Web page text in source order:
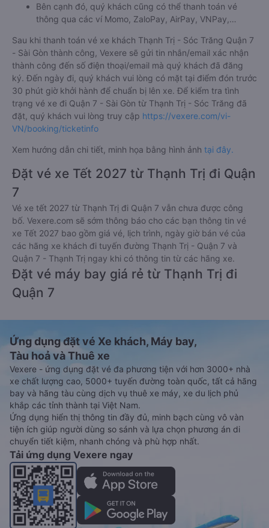
Bên cạnh đó, quý khách cũng có thể thanh toán vé
thông qua các ví Momo, ZaloPay, AirPay, VNPay,…
Sau khi thanh toán vé xe khách Thạnh Trị - Sóc Trăng Quận 7
- Sài Gòn thành công, Vexere sẽ gửi tin nhắn/email xác nhận
thành công đến số điện thoại/email mà quý khách đã đăng
ký. Đến ngày đi, quý khách vui lòng có mặt tại điểm đón trước
30 phút giờ khởi hành để chuẩn bị lên xe. Để kiểm tra tình
trạng vé xe đi Quận 7 - Sài Gòn từ Thạnh Trị - Sóc Trăng đã
đặt, quý khách vui lòng truy cập https://vexere.com/vi-
VN/booking/ticketinfo
Xem hướng dẫn chi tiết, minh họa bằng hình ảnh tại đây.
Đặt vé xe Tết 2027 từ Thạnh Trị đi Quận
7
Vé xe tết 2027 từ Thạnh Trị đi Quận 7 vẫn chưa được công
bố. Vexere.com sẽ sớm thông báo cho các bạn thông tin vé
xe Tết 2027 bao gồm giá vé, lịch trình, ngày giờ bán vé của
các hãng xe khách đi tuyến đường Thạnh Trị - Quận 7 và
Quận 7 - Thạnh Trị ngay khi có thông tin từ các hãng xe.
Đặt vé máy bay giá rẻ từ Thạnh Trị đi
Quận 7
Ứng dụng đặt vé Xe khách, Máy bay,
Tàu hoả và Thuê xe
Vexere - ứng dụng đặt vé đa phương tiện với hơn 3000+ nhà
xe chất lượng cao, 5000+ tuyến đường toàn quốc, tất cả hãng
bay và hãng tàu cùng dịch vụ thuê xe máy, xe du lịch phủ
khắp các tỉnh thành tại Việt Nam.
Ứng dụng hiển thị thông tin đầy đủ, minh bạch cùng vô vàn
tiện ích giúp người dùng so sánh và lựa chọn phương án di
chuyển tiết kiệm, nhanh chóng và phù hợp nhất.
Tải ứng dụng Vexere ngay